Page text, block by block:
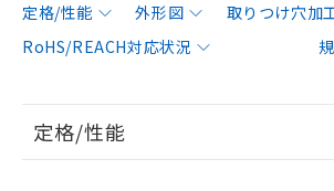
定格/性能 外形図 取りつけ穴加
RoHS/REACH対応状況
定格/性能